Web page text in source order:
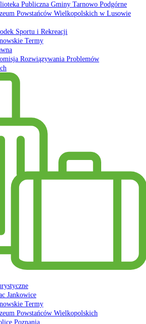
Publiczna Gminy Tarnowo Podgórne
Powstańców Wielkopolskich w Lusowie
Sportu i Rekreacji
Termy
Rozwiązywania Problemów
Jankowice
Termy
Powstańców Wielkopolskich
Poznania